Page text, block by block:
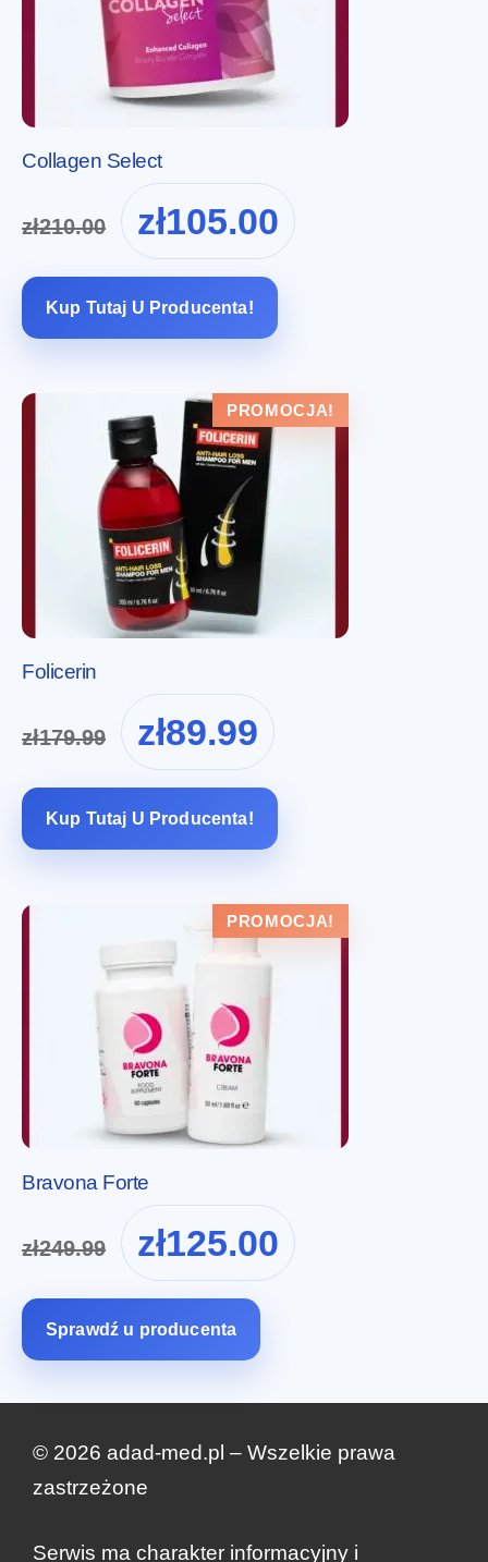
Collagen Select
zł210.00
Pierwotna
cena
wynosiła:
zł105.00
cena
Kup Tutaj U Producenta!
PROMOCJA!
Folicerin
zł179.99
Pierwotna
cena
wynosiła:
zł89.99
cena
zł89.99.
Kup Tutaj U Producenta!
PROMOCJA!
Bravona Forte
zł249.99
Pierwotna
cena
wynosiła:
zł125.00
cena
Sprawdź u producenta
© 2026 adad-med.pl – Wszelkie prawa
zastrzeżone
Serwis ma charakter informacyjny i